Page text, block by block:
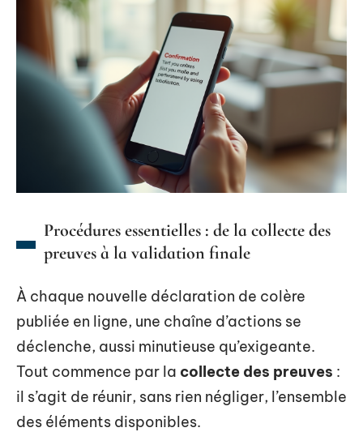
Procédures essentielles : de la collecte des
preuves à la validation finale
À chaque nouvelle déclaration de colère
publiée en ligne, une chaîne d’actions se
déclenche, aussi minutieuse qu’exigeante.
Tout commence par la collecte des preuves :
il s’agit de réunir, sans rien négliger, l’ensemble
des éléments disponibles.